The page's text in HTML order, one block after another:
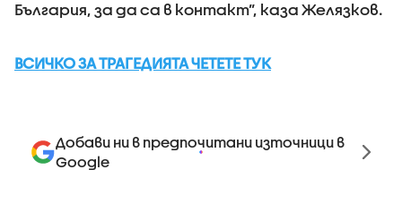
България, за да са в контакт”, каза Желязков.
ВСИЧКО ЗА ТРАГЕДИЯТА ЧЕТЕТЕ ТУК
Добави ни в предпочитани източници в
Google